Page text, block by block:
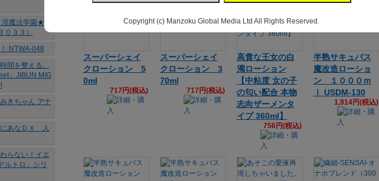
Copyright (c) Manzoku Global Media Ltd All Rights Reserved.
スーパーシェイ
クローション 5
0ml
717円(税込)
スーパーシェイ
クローション 3
70ml
717円(税込)
高貴な王女の白
濁ローション
【中粘度 女の子
の匂い配合 本物
志向ザーメンタ
イプ 360ml】
756円(税込)
半熟サキュバス
魔改造ローショ
ン １０００ｍ
ｌ USDM-130
1,914円(税込)